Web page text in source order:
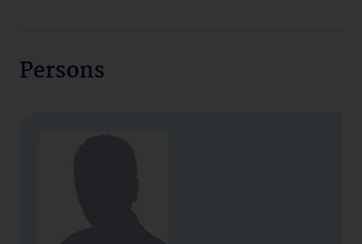
Persons